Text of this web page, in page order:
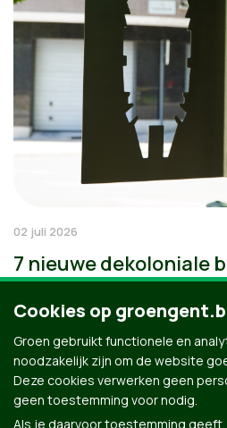
02 juli 2026
7 nieuwe dekoloniale
Cookies op
Groen gebruikt functionele en
noodzakelijk zijn om de website
Deze cookies verwerken geen
geen toestemming voor nodig.
Als je daarvoor toestemming geeft,